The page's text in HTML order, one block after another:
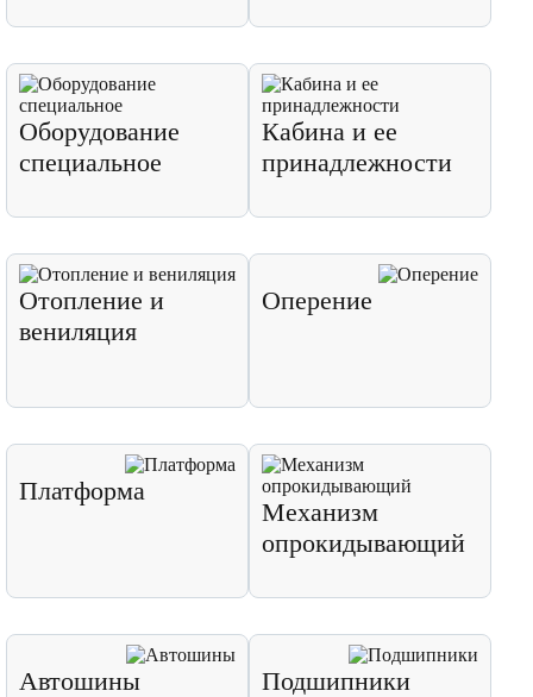
Оборудование
специальное
Кабина и ее
принадлежности
Отопление и
вениляция
Оперение
Платформа
Механизм
опрокидывающий
Автошины Подшипники